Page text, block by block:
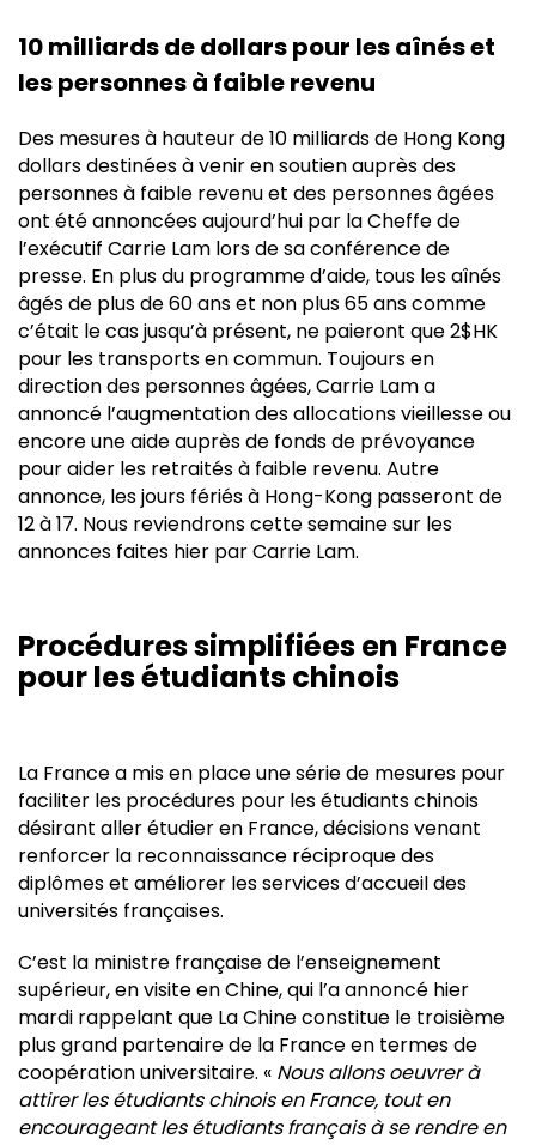
10 milliards de dollars pour les aînés et
les personnes à faible revenu
Des mesures à hauteur de 10 milliards de Hong Kong
dollars destinées à venir en soutien auprès des
personnes à faible revenu et des personnes âgées
ont été annoncées aujourd’hui par la Cheffe de
l’exécutif Carrie Lam lors de sa conférence de
presse. En plus du programme d’aide, tous les aînés
âgés de plus de 60 ans et non plus 65 ans comme
c’était le cas jusqu’à présent, ne paieront que 2$HK
pour les transports en commun. Toujours en
direction des personnes âgées, Carrie Lam a
annoncé l’augmentation des allocations vieillesse ou
encore une aide auprès de fonds de prévoyance
pour aider les retraités à faible revenu. Autre
annonce, les jours fériés à Hong-Kong passeront de
12 à 17. Nous reviendrons cette semaine sur les
annonces faites hier par Carrie Lam.
Procédures simplifiées en France
pour les étudiants chinois
La France a mis en place une série de mesures pour
faciliter les procédures pour les étudiants chinois
désirant aller étudier en France, décisions venant
renforcer la reconnaissance réciproque des
diplômes et améliorer les services d’accueil des
universités françaises.
C’est la ministre française de l’enseignement
supérieur, en visite en Chine, qui l’a annoncé hier
mardi rappelant que La Chine constitue le troisième
plus grand partenaire de la France en termes de
coopération universitaire. « Nous allons oeuvrer à
attirer les étudiants chinois en France, tout en
encourageant les étudiants français à se rendre en